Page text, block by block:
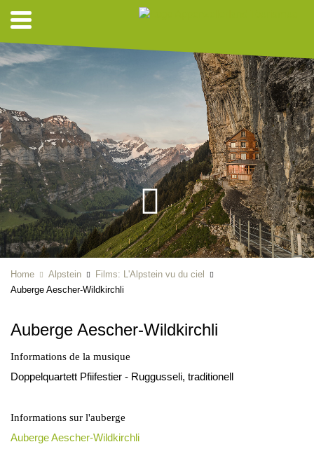
Home Alpstein
Films: L'Alpstein vu du ciel
Auberge Aescher-Wildkirchli
Auberge Aescher-Wildkirchli
Informations de la musique
Doppelquartett Pfiifestier - Ruggusseli, traditionell
Informations sur l'auberge
Auberge Aescher-Wildkirchli